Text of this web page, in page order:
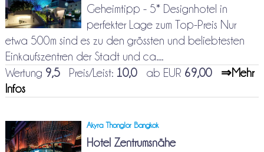
Geheimtipp - 5* Designhotel in
perfekter Lage zum Top-Preis Nur
etwa 500m sind es zu den grössten und beliebtesten
Einkaufszentren der Stadt und ca....
Wertung 9,5Preis/Leist: 10,0ab EUR 69,00
⇒Mehr
Infos
Akyra Thonglor Bangkok
Hotel Zentrumsnähe